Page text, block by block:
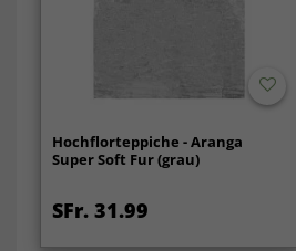
Hochflorteppiche - Aranga
Super Soft Fur (grau)
SFr. 31.99